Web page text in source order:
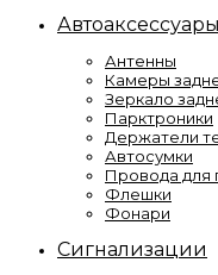
Автоаксессуары
Антенны
Камеры
Зеркало
Парктроники
Держатели
Автосумки
Провода для
Флешки
Фонари
Сигнализации